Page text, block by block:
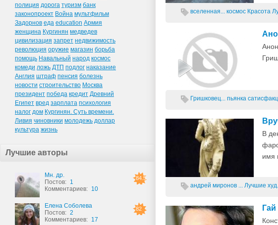
полиция дорога туризм банк
законопроект Война мультфильм
Задорнов еда education Армия
женщина Кургинян медведев
цивилизация запрет недвижимость
революция оружие магазин борьба
помощь Навальный народ космос
комеди ложь ДТП подлог наказание
Англия штраф пенсия болезнь
новости строительство Москва
президент победа кредит Древний
Египет вред зарплата психология
налог дом Кургинян. Суть времени.
Ливия чиновники молодежь доллар
культура жизнь
Лучшие авторы
84.5
Мн. др.
Постов: 1
Комментариев: 10
82
Елена Соболева
Постов: 2
Комментариев: 17
вселенная... космос Красота
Гришковец... пьянка
В
имя
андрей миронов ... Лучшие